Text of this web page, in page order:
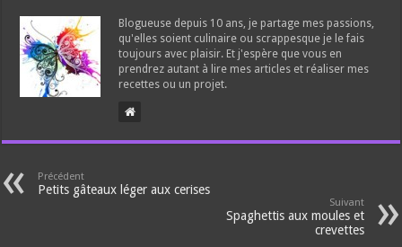
Blogueuse depuis 10 ans, je partage mes passions,
qu'elles soient culinaire ou scrappesque je le fais
toujours avec plaisir. Et j'espère que vous en
prendrez autant à lire mes articles et réaliser mes
recettes ou un projet.
Précédent
Petits gâteaux léger aux cerises
Suivant
Spaghettis aux moules et
crevettes